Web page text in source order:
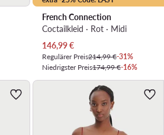
French Connection
Coctailkleid · Rot · Midi
Aktueller Preis
146,99€
Regulärer Preis214,99 €-31%
Niedrigster Preis174,99 €-16%